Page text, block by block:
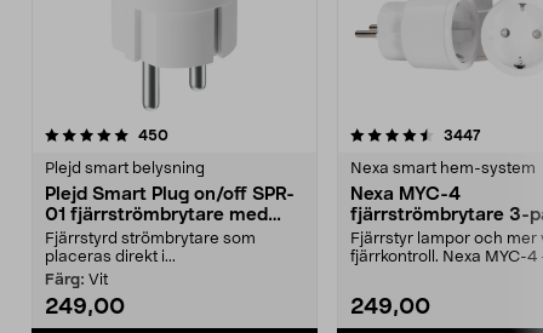
450recensioner
Plejd smart belysning
Plejd Smart Plug on/off SPR-
01 fjärrströmbrytare med
Bluetooth
Fjärrstyrd strömbrytare som
placeras direkt i...
Färg: Vit
249,00
4.5 av 5 stjärnor 3447
Nexa smart hem-system
Nexa MYC-4
fjärrströmbrytare 3-
Fjärrstyr lampor och mer
fjärrkontroll. Nexa MYC-4
249,00
5.0 av 5 stjärnor